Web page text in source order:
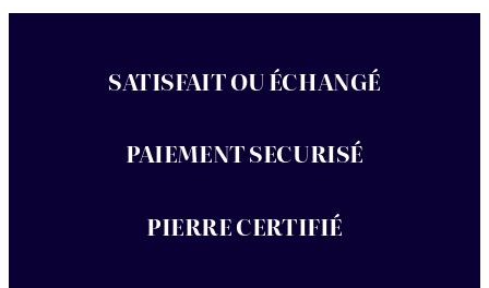
SATISFAIT OU ÉCHANGÉ
PAIEMENT SECURISÉ
PIERRE CERTIFIÉ